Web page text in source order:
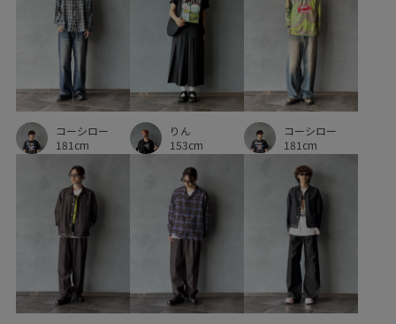
コーシロー
181cm
りん
153cm
コーシロー
181cm